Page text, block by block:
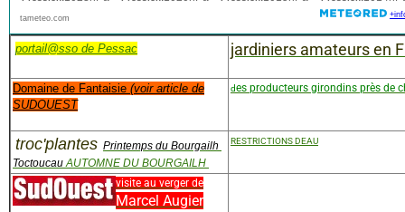
portail@sso de Pessac jardiniers amateurs en
Domaine de Fantaisie (voir article de
SUDOUEST
des producteurs girondins près de
troc'plantes Printemps du Bourgailh
Toctoucau AUTOMNE DU BOURGAILH
RESTRICTIONS DEAU
visite au verger de
Marcel Augier